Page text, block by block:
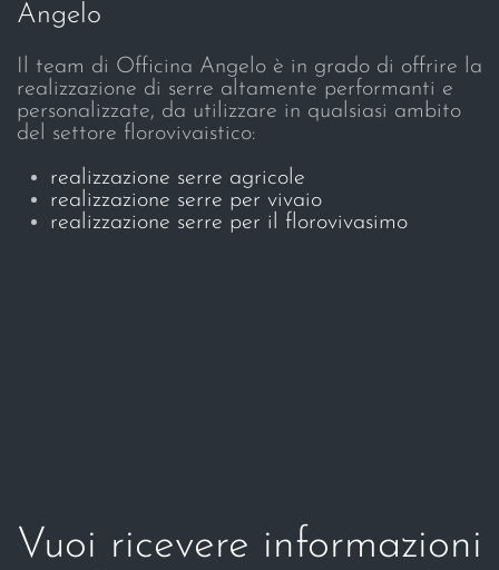
Angelo
Il team di Officina Angelo è in grado di offrire la
realizzazione di serre altamente performanti e
personalizzate, da utilizzare in qualsiasi ambito
del settore florovivaistico:
realizzazione serre agricole
realizzazione serre per vivaio
realizzazione serre per il florovivasimo
Vuoi ricevere informazioni